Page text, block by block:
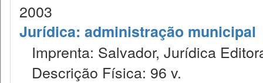
2003
Jurídica: administração municipal
Imprenta: Salvador, Jurídica
Descrição Física: 96 v.